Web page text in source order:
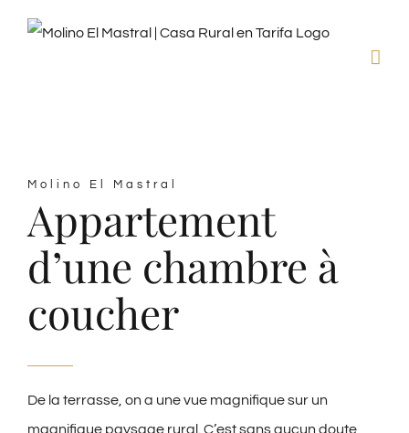
Molino El Mastral
Appartement
d’une chambre à
coucher
De la terrasse, on a une vue magnifique sur un
magnifique paysage rural. C’est sans aucun doute